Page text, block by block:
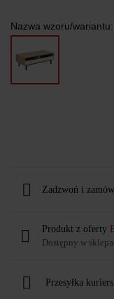
Nazwa wzoru/wariantu:
Zadzwoń i zamów
Produkt z oferty
Dostępny w
Przesyłka